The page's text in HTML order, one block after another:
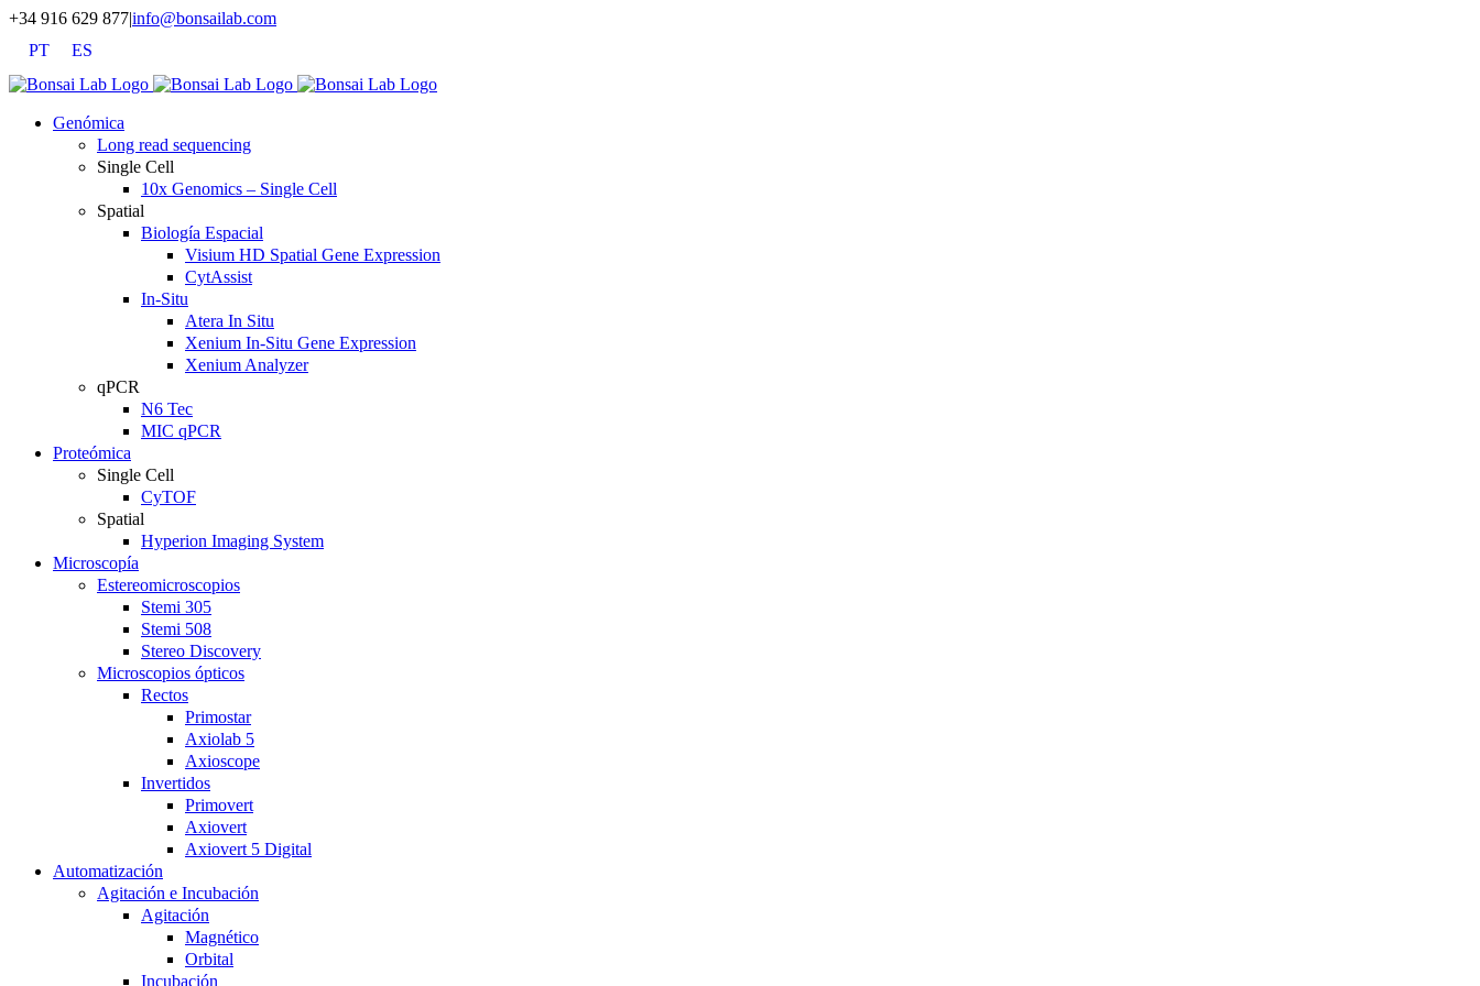
Saltar
contenido
+34 916 629 877|info@bonsailab.com
PT
ES
X
LinkedIn
YouTube
Genómica
Long read sequencing
Single Cell
10x Genomics – Single Cell
Spatial
Biología Espacial
Visium HD Spatial Gene Expression
CytAssist
In-Situ
Atera In Situ
Xenium In-Situ Gene Expression
Xenium Analyzer
qPCR
N6 Tec
MIC qPCR
Proteómica
Single Cell
CyTOF
Spatial
Hyperion Imaging System
Microscopía
Estereomicroscopios
Stemi 305
Stemi 508
Stereo Discovery
Microscopios ópticos
Rectos
Primostar
Axiolab 5
Axioscope
Invertidos
Primovert
Axiovert
Axiovert 5 Digital
Automatización
Agitación e Incubación
Agitación
Magnético
Orbital
Incubación